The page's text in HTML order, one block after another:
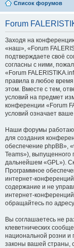
Список форумов
Forum
Заходя на
«наш», «Forum
подтверждаете своё
согласны с ними,
«Forum
правила в любое
этом. Вместе с тем,
условий на предмет
конференции «Forum
условий означает
Наши форумы
для создания
обеспечение phpBB»,
Teams»), выпущенного
дальнейшем «GPL»).
Программное
интернет-
содержание и не
интернет-
обращайтесь по адресу
Вы соглашаетесь не
клеветнических
национальной розни и
законы вашей страны,